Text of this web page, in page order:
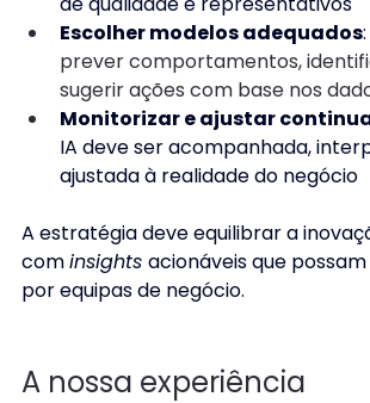
Escolher modelos adequados:
prever comportamentos,
sugerir ações com base nos
Monitorizar e ajustar
IA deve ser acompanhada,
ajustada à realidade do negócio
A estratégia deve equilibrar a
com insights acionáveis que
por equipas de negócio.
A nossa experiência